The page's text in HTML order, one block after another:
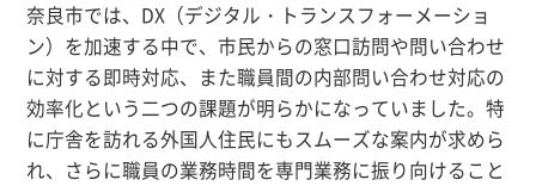
奈良市では、DX（デジタル・トランスフォーメーショ
ン）を加速する中で、市民からの窓口訪問や問い合わせ
に対する即時対応、また職員間の内部問い合わせ対応の
効率化という二つの課題が明らかになっていました。特
に庁舎を訪れる外国人住民にもスムーズな案内が求めら
れ、さらに職員の業務時間を専門業務に振り向けること